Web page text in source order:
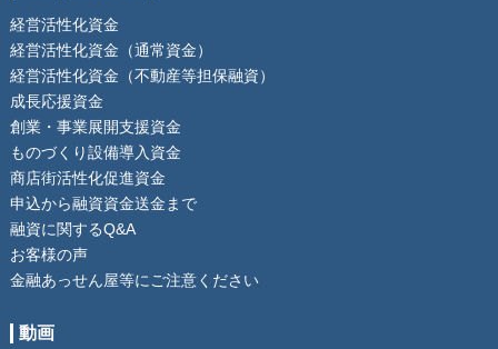
経営活性化資金
経営活性化資金（通常資金）
経営活性化資金（不動産等担保融資）
成長応援資金
創業・事業展開支援資金
ものづくり設備導入資金
商店街活性化促進資金
申込から融資資金送金まで
融資に関するQ&A
お客様の声
金融あっせん屋等にご注意ください
動画